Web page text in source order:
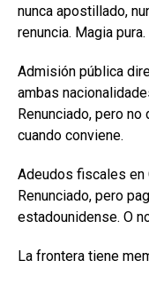
nunca apostillado,
renuncia. Magia pura.
Admisión pública
ambas
Renunciado, pero
cuando conviene.
Adeudos fiscales en
Renunciado, pero
estadounidense. O
La frontera tiene